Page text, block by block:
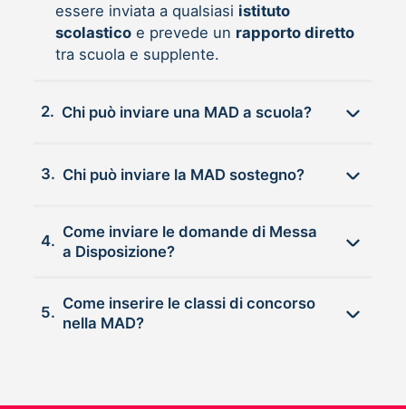
essere inviata a qualsiasi istituto
scolasticoe prevede un rapporto diretto
tra scuola e supplente.
2. Chi può inviare una MAD a scuola?
3. Chi può inviare la MAD sostegno?
4.
Come inviare le domande di Messa
a Disposizione?
5.
Come inserire le classi di concorso
nella MAD?